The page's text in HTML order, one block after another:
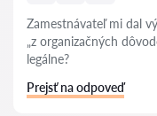
Zamestnávateľ mi dal
„z organizačných
legálne?
Prejsť na odpoveď